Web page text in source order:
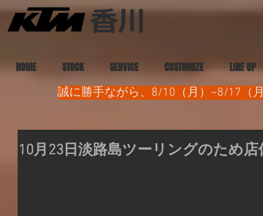
HOME STOCK SERVICE CUSTOMIZE LINE UP
誠に勝手ながら、8/10（月）~8/17（
10月23日淡路島ツーリングのため